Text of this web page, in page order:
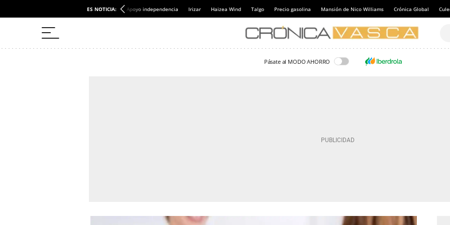
ES NOTICIA: Apoyo independencia Irizar Haizea Wind Talgo Precio gasolina Mansión de Nico Williams Crónica Global
Pásate al MODO AHORRO